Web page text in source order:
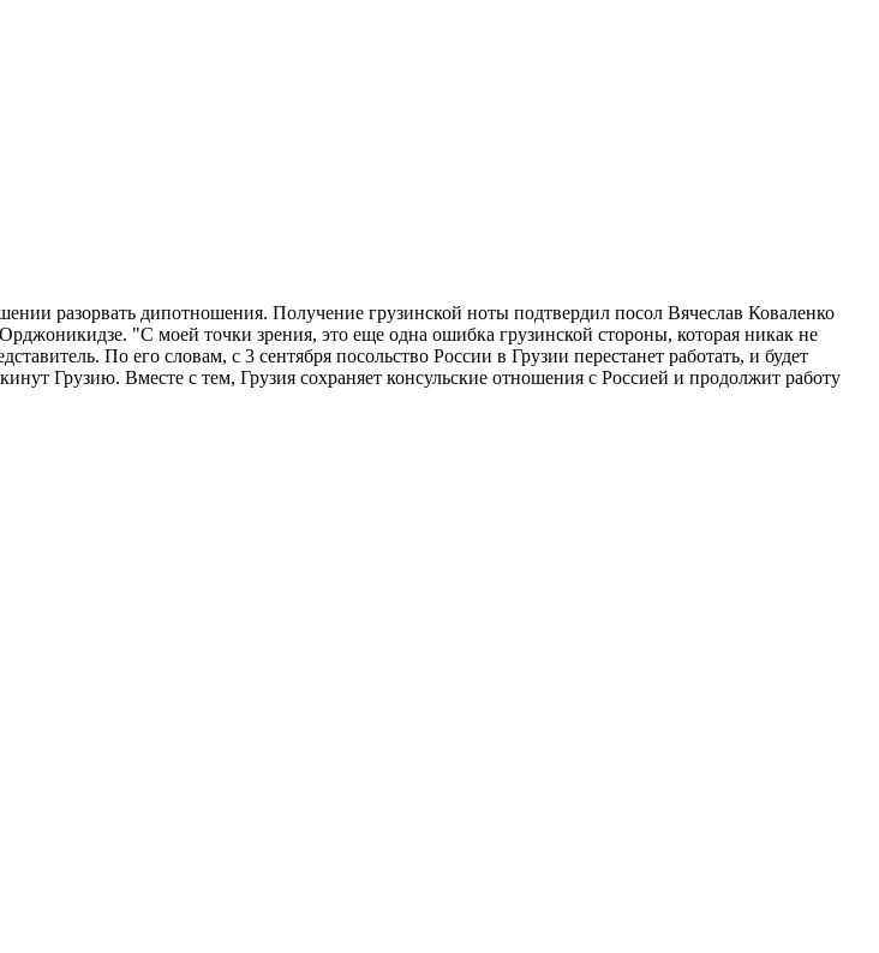
разорвать дипотношения. Получение грузинской ноты подтвердил посол Вячеслав Коваленко
"С моей точки зрения, это еще одна ошибка грузинской стороны, которая никак не
По его словам, с 3 сентября посольство России в Грузии перестанет работать, и будет
Грузию. Вместе с тем, Грузия сохраняет консульские отношения с Россией и продолжит работу